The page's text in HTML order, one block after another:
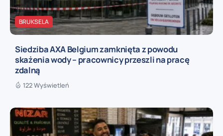
BRUKSELA
Siedziba AXA Belgium zamknięta z powodu
skażenia wody – pracownicy przeszli na pracę
zdalną
122 Wyświetleń